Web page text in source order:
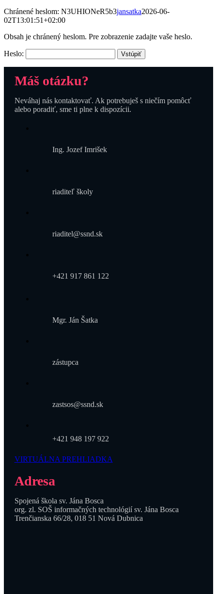
Chránené heslom: N3UHIONeR5b3jansatka2026-06-
02T13:01:51+02:00
Obsah je chránený heslom. Pre zobrazenie zadajte vaše heslo.
Heslo:
Máš otázku?
Neváhaj nás kontaktovať. Ak potrebuješ s niečím pomôcť
alebo poradiť, sme ti plne k dispozícii.
Ing. Jozef Imrišek
riaditeľ školy
riaditel@ssnd.sk
+421 917 861 122
Mgr. Ján Šatka
zástupca
zastsos@ssnd.sk
+421 948 197 922
VIRTUÁLNA PREHLIADKA
Adresa
Spojená škola sv. Jána Bosca
org. zl. SOŠ informačných technológií sv. Jána Bosca
Trenčianska 66/28, 018 51 Nová Dubnica